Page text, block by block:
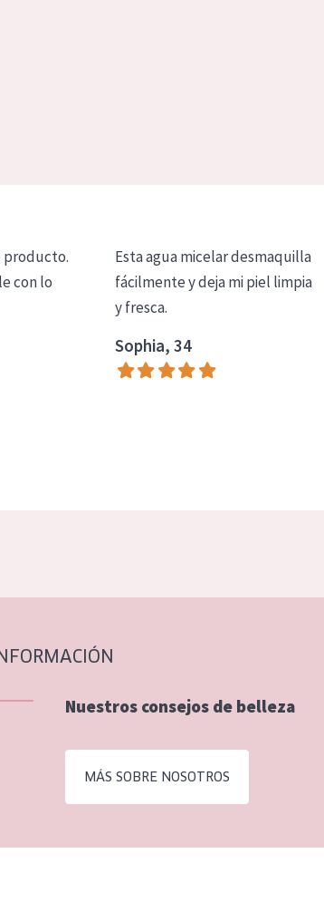
producto.
con lo
Esta agua micelar desmaquilla
fácilmente y deja mi piel limpia
y fresca.
Sophia, 34
Nuestros consejos de belleza
MÁS SOBRE NOSOTROS